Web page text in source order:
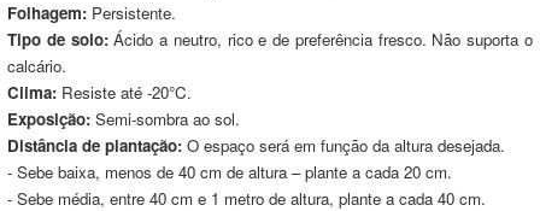
Folhagem: Persistente.
Tipo de solo:Ácido a neutro, rico e de preferência fresco. Não suporta o
calcário.
Clima: Resiste até -20°C.
Exposição: Semi-sombra ao sol.
Distância de plantação: O espaço será em função da altura desejada.
- Sebe baixa, menos de 40 cm de altura – plante a cada 20 cm.
- Sebe média, entre 40 cm e 1 metro de altura, plante a cada 40 cm.